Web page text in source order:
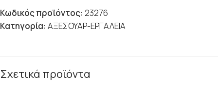
Κωδικός προϊόντος: 23276
Κατηγορία: ΑΞΕΣΟΥΑΡ-ΕΡΓΑΛΕΙΑ
Σχετικά προϊόντα